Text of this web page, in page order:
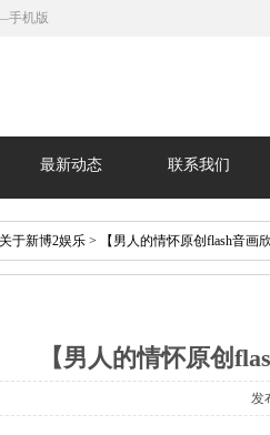
手机版
最新动态 联系我们
关于新博2娱乐 > 【男人的情怀原创flash音
【男人的情怀原创
发